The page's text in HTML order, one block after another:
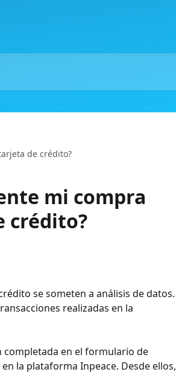
de crédito?
mi compra
crédito?
se someten a análisis de datos.
realizadas en la
completada en el formulario de
la plataforma Inpeace. Desde ellos,